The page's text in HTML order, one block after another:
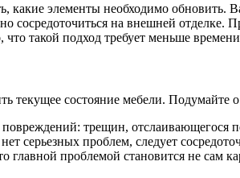
какие элементы необходимо
сосредоточиться на внешней
такой подход требует меньше
текущее состояние мебели. Подумайте
трещин, отслаивающегося
серьезных проблем, следует
проблемой становится не сам